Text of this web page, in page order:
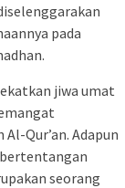
pada
jiwa umat
Qur’an. Adapun
seorang